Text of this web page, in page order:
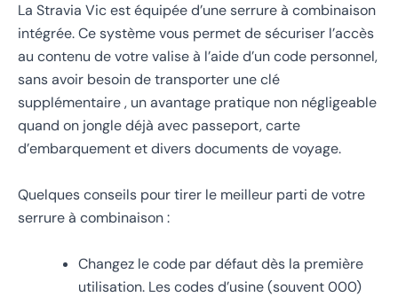
La Stravia Vic est équipée d’une serrure à combinaison
intégrée. Ce système vous permet de sécuriser l’accès
au contenu de votre valise à l’aide d’un code personnel,
sans avoir besoin de transporter une clé
supplémentaire , un avantage pratique non négligeable
quand on jongle déjà avec passeport, carte
d’embarquement et divers documents de voyage.
Quelques conseils pour tirer le meilleur parti de votre
serrure à combinaison :
Changez le code par défaut dès la première
utilisation. Les codes d’usine (souvent 000)